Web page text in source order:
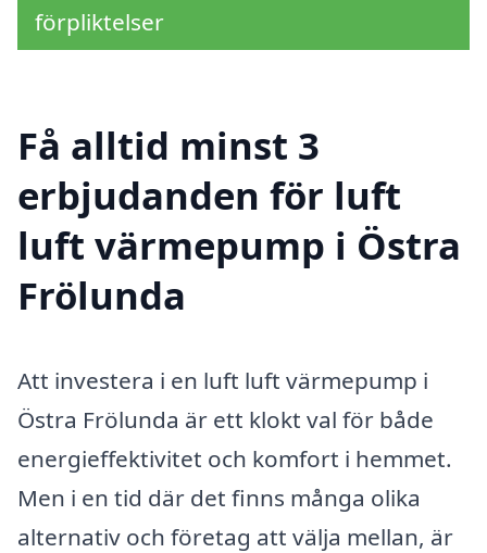
förpliktelser
Få alltid minst 3
erbjudanden för luft
luft värmepump i Östra
Frölunda
Att investera i en luft luft värmepump i
Östra Frölunda är ett klokt val för både
energieffektivitet och komfort i hemmet.
Men i en tid där det finns många olika
alternativ och företag att välja mellan, är